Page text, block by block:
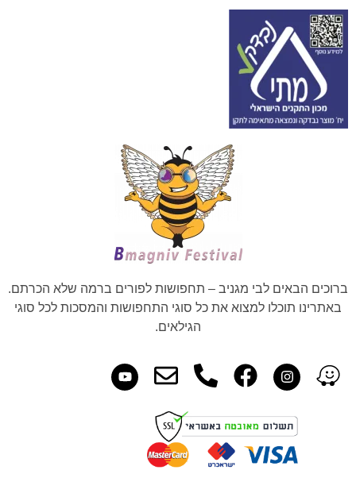
ברוכים הבאים לבי מגניב – תחפושות לפורים ברמה שלא הכרתם.
באתרינו תוכלו למצוא את כל סוגי התחפושות והמסכות לכל סוגי
הגילאים.